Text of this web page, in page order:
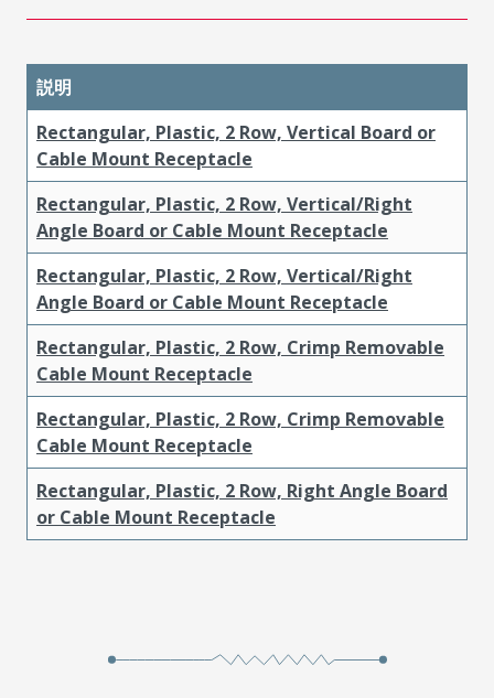
説明
Rectangular, Plastic, 2 Row, Vertical Board or
Cable Mount Receptacle
Rectangular, Plastic, 2 Row, Vertical/Right
Angle Board or Cable Mount Receptacle
Rectangular, Plastic, 2 Row, Vertical/Right
Angle Board or Cable Mount Receptacle
Rectangular, Plastic, 2 Row, Crimp Removable
Cable Mount Receptacle
Rectangular, Plastic, 2 Row, Crimp Removable
Cable Mount Receptacle
Rectangular, Plastic, 2 Row, Right Angle Board
or Cable Mount Receptacle